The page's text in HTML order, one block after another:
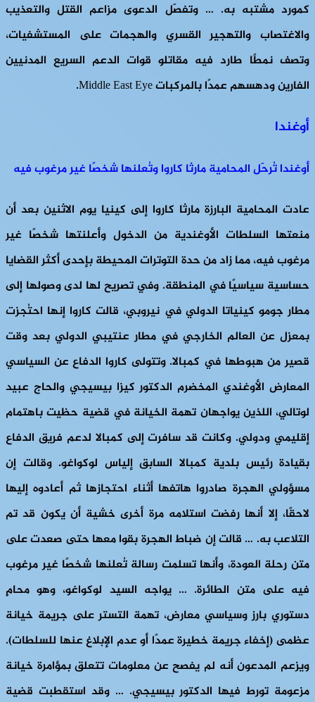
كمورد مشتبه به. … وتفصّل الدعوى مزاعم القتل والتعذيب
والاغتصاب والتهجير القسري والهجمات على المستشفيات،
وتصف نمطًا طارد فيه مقاتلو قوات الدعم السريع المدنيين
الفارين ودهسهم عمدًا بالمركبات Middle East Eye.
أوغندا
أوغندا تُرحّل المحامية مارثا كاروا وتُعلنها شخصًا غير مرغوب فيه
عادت المحامية البارزة مارثا كاروا إلى كينيا يوم الاثنين بعد أن
منعتها السلطات الأوغندية من الدخول وأعلنتها شخصًا غير
مرغوب فيه، مما زاد من حدة التوترات المحيطة بإحدى أكثر القضايا
حساسية سياسيًا في المنطقة. وفي تصريح لها لدى وصولها إلى
مطار جومو كينياتا الدولي في نيروبي، قالت كاروا إنها احتُجزت
بمعزل عن العالم الخارجي في مطار عنتيبي الدولي بعد وقت
قصير من هبوطها في كمبالا. وتتولى كاروا الدفاع عن السياسي
المعارض الأوغندي المخضرم الدكتور كيزا بيسيجي والحاج عبيد
لوتالي، اللذين يواجهان تهمة الخيانة في قضية حظيت باهتمام
إقليمي ودولي. وكانت قد سافرت إلى كمبالا لدعم فريق الدفاع
بقيادة رئيس بلدية كمبالا السابق إلياس لوكواغو. وقالت إن
مسؤولي الهجرة صادروا هاتفها أثناء احتجازها ثم أعادوه إليها
لاحقًا، إلا أنها رفضت استلامه مرة أخرى خشية أن يكون قد تم
التلاعب به. … قالت إن ضباط الهجرة بقوا معها حتى صعدت على
متن رحلة العودة، وأنها تسلمت رسالة تُعلنها شخصًا غير مرغوب
فيه على متن الطائرة. … يواجه السيد لوكواغو، وهو محامٍ
دستوري بارز وسياسي معارض، تهمة التستر على جريمة خيانة
عظمى (إخفاء جريمة خطيرة عمدًا أو عدم الإبلاغ عنها للسلطات).
ويزعم المدعون أنه لم يفصح عن معلومات تتعلق بمؤامرة خيانة
مزعومة تورط فيها الدكتور بيسيجي. … وقد استقطبت قضية